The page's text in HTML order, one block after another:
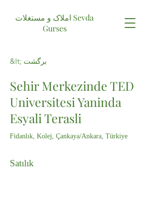
املاک و مستغلات Sevda
Gurses
&lt; برگشت
Sehir Merkezinde TED
Universitesi Yaninda
Esyali Terasli
Fidanlık, Kolej, Çankaya/Ankara, Türkiye
Satılık